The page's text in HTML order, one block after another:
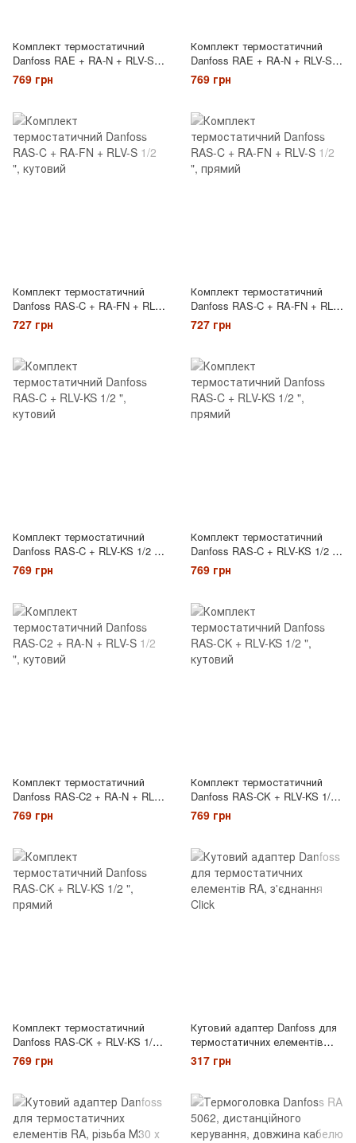
Комплект термостатичний
Danfoss RAE + RA-N + RLV-S
1/2 ", кутовий
769 грн
Комплект термостатичний
Danfoss RAE + RA-N + RLV-S
1/2 ", прямий
769 грн
Комплект термостатичний
Danfoss RAS-C + RA-FN + RLV-
S 1/2 ", кутовий
727 грн
Комплект термостатичний
Danfoss RAS-C + RA-FN + RLV-
S 1/2 ", прямий
727 грн
Комплект термостатичний
Danfoss RAS-C + RLV-KS 1/2 ",
кутовий
769 грн
Комплект термостатичний
Danfoss RAS-C + RLV-KS 1/2 ",
прямий
769 грн
Комплект термостатичний
Danfoss RAS-C2 + RA-N + RLV-
S 1/2 ", кутовий
769 грн
Комплект термостатичний
Danfoss RAS-CK + RLV-KS 1/2
", кутовий
769 грн
Комплект термостатичний
Danfoss RAS-CK + RLV-KS 1/2
", прямий
769 грн
Кутовий адаптер Danfoss для
термостатичних елементів
RA, з'єднання Click
317 грн